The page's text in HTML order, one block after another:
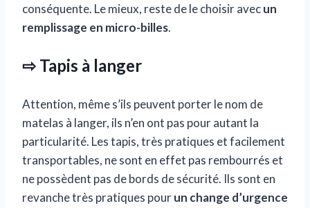
conséquente. Le mieux, reste de le choisir avecun
remplissage en micro-billes.
⇨ Tapis à langer
Attention, même s’ils peuvent porter le nom de
matelas à langer, ils n’en ont pas pour autant la
particularité. Les tapis, très pratiques et facilement
transportables, ne sont en effet pas rembourrés et
ne possèdent pas de bords de sécurité. Ils sont en
revanche très pratiques pourun change d’urgence